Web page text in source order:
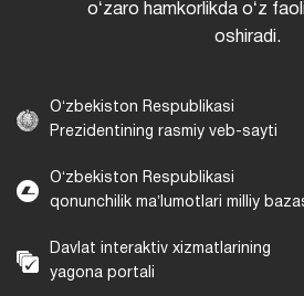
oʻzaro hamkorlikda oʻz
oshiradi.
Oʻzbekiston Respublikasi
Prezidentining rasmiy veb-sayti
Oʻzbekiston Respublikasi
qonunchilik maʼlumotlari milliy
Davlat interaktiv xizmatlarining
yagona portali